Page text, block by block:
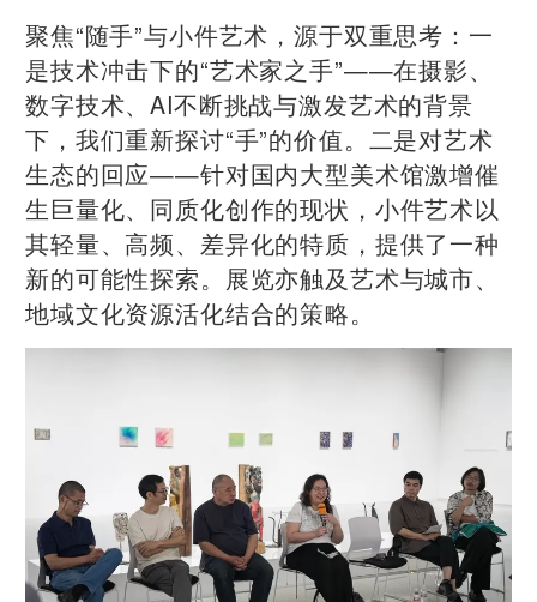
聚焦“随手”与小件艺术，源于双重思考：一
是技术冲击下的“艺术家之手”——在摄影、
数字技术、AI不断挑战与激发艺术的背景
下，我们重新探讨“手”的价值。二是对艺术
生态的回应——针对国内大型美术馆激增催
生巨量化、同质化创作的现状，小件艺术以
其轻量、高频、差异化的特质，提供了一种
新的可能性探索。展览亦触及艺术与城市、
地域文化资源活化结合的策略。